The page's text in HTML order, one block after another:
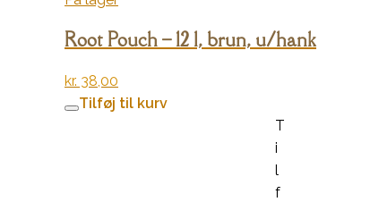
Root Pouch – 12 l, brun, u/hank
kr. 38,00
Tilføj til kurv
T
i
l
f